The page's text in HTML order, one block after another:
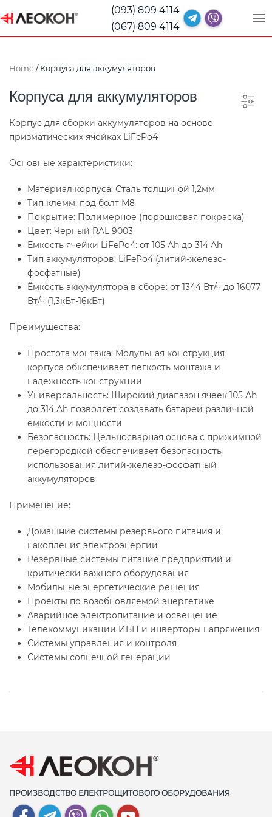
(093) 809 4114
(067) 809 4114
Home/ Корпуса для аккумуляторов
Корпуса для аккумуляторов
Корпус для сборки аккумуляторов на основе
призматических ячейках LiFePo4
Основные характеристики:
Материал корпуса: Сталь толщиной 1,2мм
Тип клемм: под болт М8
Покрытие: Полимерное (порошковая покраска)
Цвет: Черный RAL 9003
Емкость ячейки LiFePo4: от 105 Ah до 314 Ah
Тип аккумуляторов: LiFePo4 (литий-железо-
фосфатные)
Ёмкость аккумулятора в сборе: от 1344 Вт/ч до 16077
Вт/ч (1,3кВт-16кВт)
Преимущества:
Простота монтажа: Модульная конструкция
корпуса обкспечивает легкость монтажа и
надежность конструкции
Универсальность: Широкий диапазон ячеек 105 Ah
до 314 Ah позволяет создавать батареи различной
емкости и мощности
Безопасность: Цельносварная основа с прижимной
перегородкой обеспечивает безопасность
использования литий-железо-фосфатный
аккумуляторов
Применение:
Домашние системы резервного питания и
накопления электроэнергии
Резервные системы питание предприятий и
критически важного оборудования
Мобильные энергетические решения
Проекты по возобновляемой энергетике
Аварийное электропитание и освещение
Телекоммуникации ИБП и инверторы напряжения
Системы управления и контроля
Системы солнечной генерации
ПРОИЗВОДСТВО ЕЛЕКТРОЩИТОВОГО ОБОРУДОВАНИЯ